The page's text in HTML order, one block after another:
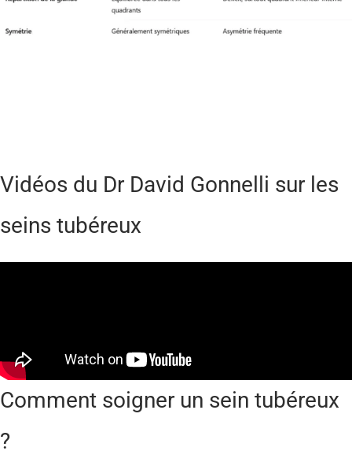
Vidéos du Dr David Gonnelli sur les
seins tubéreux
Comment soigner un sein tubéreux
?